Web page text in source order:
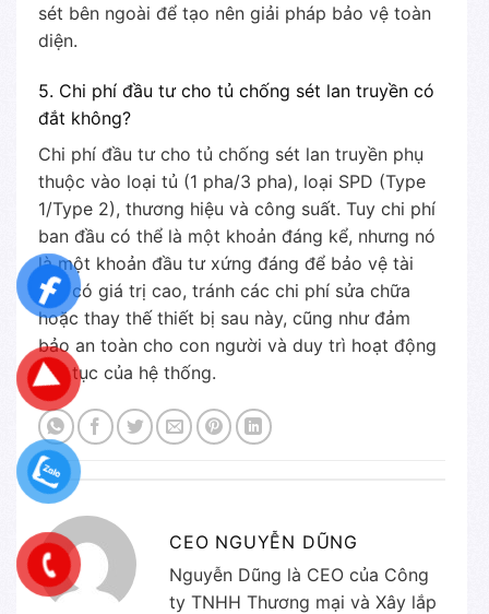
sét bên ngoài để tạo nên giải pháp bảo vệ toàn
diện.
5. Chi phí đầu tư cho tủ chống sét lan truyền có
đắt không?
Chi phí đầu tư cho tủ chống sét lan truyền phụ
thuộc vào loại tủ (1 pha/3 pha), loại SPD (Type
1/Type 2), thương hiệu và công suất. Tuy chi phí
ban đầu có thể là một khoản đáng kể, nhưng nó
là một khoản đầu tư xứng đáng để bảo vệ tài
sản có giá trị cao, tránh các chi phí sửa chữa
hoặc thay thế thiết bị sau này, cũng như đảm
bảo an toàn cho con người và duy trì hoạt động
liên tục của hệ thống.
CEO NGUYỄN DŨNG
Nguyễn Dũng là CEO của Công
ty TNHH Thương mại và Xây lắp